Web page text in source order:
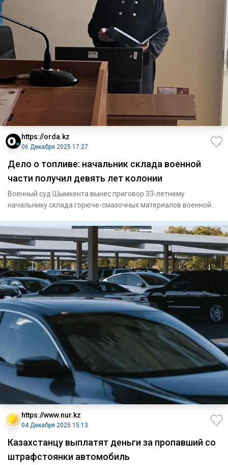
https://orda.kz
06 Декабря 2025 17:27
Дело о топливе: начальник склада военной
части получил девять лет колонии
Военный суд Шымкента вынес приговор 33-летнему
начальнику склада горюче-смазочных материалов военной
https://www.nur.kz
04 Декабря 2025 15:13
Казахстанцу выплатят деньги за пропавший со
штрафстоянки автомобиль